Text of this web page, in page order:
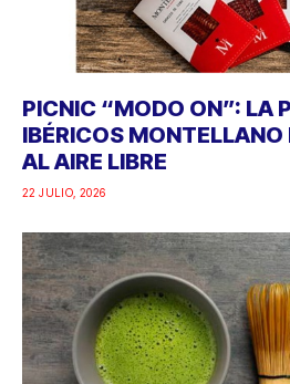
PICNIC “MODO ON”: LA
IBÉRICOS MONTELLANO
AL AIRE LIBRE
22 JULIO, 2026